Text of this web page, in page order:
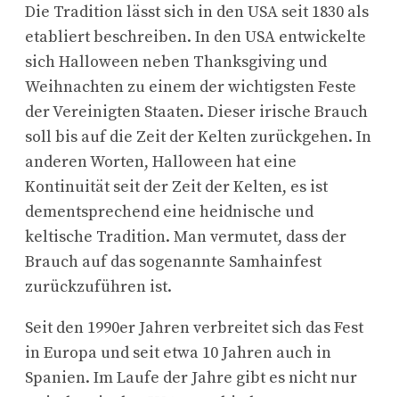
Die Tradition lässt sich in den USA seit 1830 als
etabliert beschreiben. In den USA entwickelte
sich Halloween neben Thanksgiving und
Weihnachten zu einem der wichtigsten Feste
der Vereinigten Staaten. Dieser irische Brauch
soll bis auf die Zeit der Kelten zurückgehen. In
anderen Worten, Halloween hat eine
Kontinuität seit der Zeit der Kelten, es ist
dementsprechend eine heidnische und
keltische Tradition. Man vermutet, dass der
Brauch auf das sogenannte Samhainfest
zurückzuführen ist.
Seit den 1990er Jahren verbreitet sich das Fest
in Europa und seit etwa 10 Jahren auch in
Spanien. Im Laufe der Jahre gibt es nicht nur